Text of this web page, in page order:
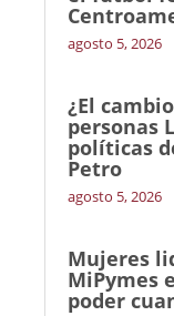
agosto 5, 2026
¿El
personas
políticas
Petro
agosto 5, 2026
Mujeres
MiPymes
poder